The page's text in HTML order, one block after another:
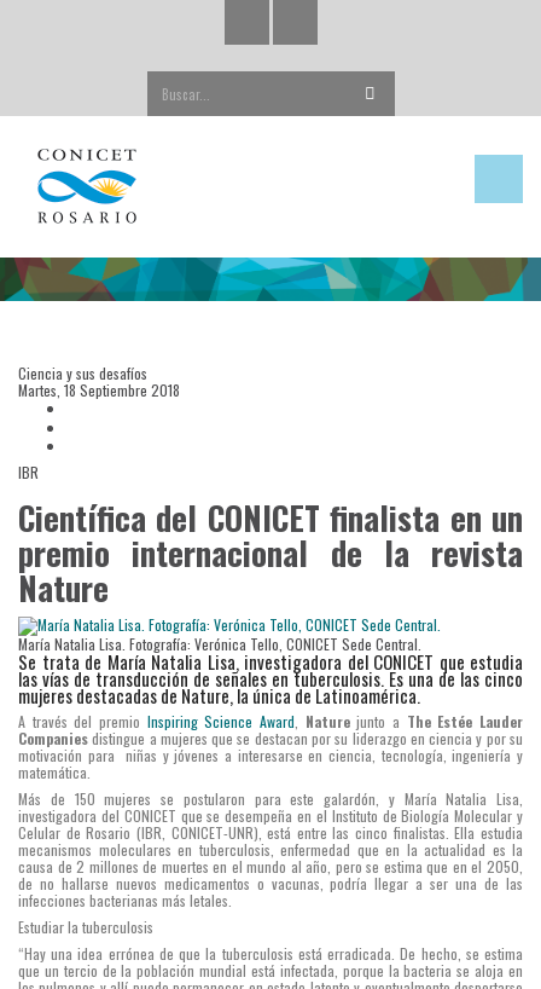
Ciencia y sus desafíos
Martes, 18 Septiembre 2018
IBR
Científica del CONICET finalista en un
premio internacional de la revista
Nature
María Natalia Lisa. Fotografía: Verónica Tello, CONICET Sede Central.
Se trata de María Natalia Lisa, investigadora del CONICET que estudia
las vías de transducción de señales en tuberculosis. Es una de las cinco
mujeres destacadas de Nature, la única de Latinoamérica.
A través del premio Inspiring Science Award Naturejunto a The Estée Lauder
Companiesdistingue a mujeres que se destacan por su liderazgo en ciencia y por su
motivación para niñas y jóvenes a interesarse en ciencia, tecnología, ingeniería y
matemática.
Más de 150 mujeres se postularon para este galardón, y María Natalia Lisa,
investigadora del CONICET que se desempeña en el Instituto de Biología Molecular y
Celular de Rosario (IBR, CONICET-UNR), está entre las cinco finalistas. Ella estudia
mecanismos moleculares en tuberculosis, enfermedad que en la actualidad es la
causa de 2 millones de muertes en el mundo al año, pero se estima que en el 2050,
de no hallarse nuevos medicamentos o vacunas, podría llegar a ser una de las
infecciones bacterianas más letales.
Estudiar la tuberculosis
“Hay una idea errónea de que la tuberculosis está erradicada. De hecho, se estima
que un tercio de la población mundial está infectada, porque la bacteria se aloja en